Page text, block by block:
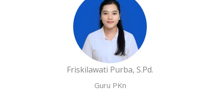
Friskilawati Purba, S.Pd.
Guru PKn